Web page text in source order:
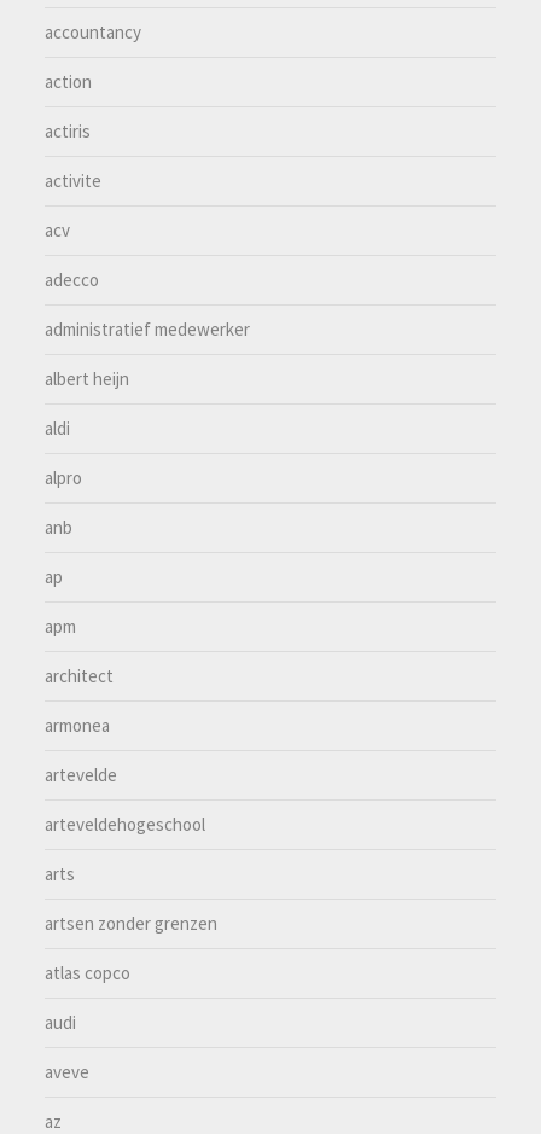
accountancy
action
actiris
activite
acv
adecco
administratief medewerker
albert heijn
aldi
alpro
anb
ap
apm
architect
armonea
artevelde
arteveldehogeschool
arts
artsen zonder grenzen
atlas copco
audi
aveve
az